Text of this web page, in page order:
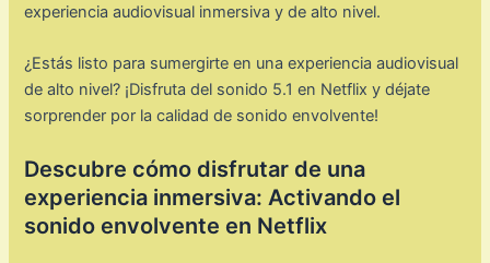
experiencia audiovisual inmersiva y de alto nivel.
¿Estás listo para sumergirte en una experiencia audiovisual
de alto nivel? ¡Disfruta del sonido 5.1 en Netflix y déjate
sorprender por la calidad de sonido envolvente!
Descubre cómo disfrutar de una
experiencia inmersiva: Activando el
sonido envolvente en Netflix